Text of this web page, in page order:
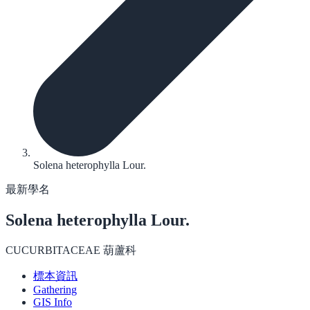
Solena heterophylla Lour.
最新學名
Solena heterophylla Lour.
CUCURBITACEAE 葫蘆科
標本資訊
Gathering
GIS Info